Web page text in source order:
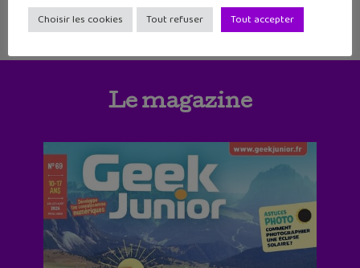
Le magazine
Choisir les cookies Tout refuser Tout accepter